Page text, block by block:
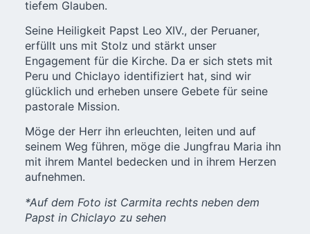
tiefem Glauben.
Seine Heiligkeit Papst Leo XIV., der Peruaner,
erfüllt uns mit Stolz und stärkt unser
Engagement für die Kirche. Da er sich stets mit
Peru und Chiclayo identifiziert hat, sind wir
glücklich und erheben unsere Gebete für seine
pastorale Mission.
Möge der Herr ihn erleuchten, leiten und auf
seinem Weg führen, möge die Jungfrau Maria ihn
mit ihrem Mantel bedecken und in ihrem Herzen
aufnehmen.
*Auf dem Foto ist Carmita rechts neben dem
Papst in Chiclayo zu sehen